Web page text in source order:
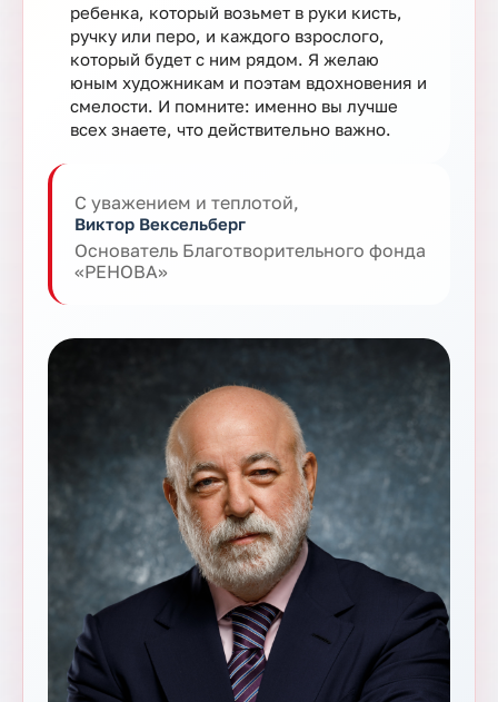
ребенка, который возьмет в руки кисть,
ручку или перо, и каждого взрослого,
который будет с ним рядом. Я желаю
юным художникам и поэтам вдохновения и
смелости. И помните: именно вы лучше
всех знаете, что действительно важно.
С уважением и теплотой,
Виктор Вексельберг
Основатель Благотворительного фонда
«РЕНОВА»